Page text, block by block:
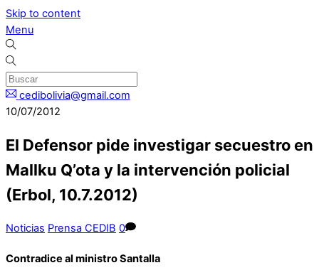
Skip to content
Menu
cedibolivia@gmail.com
10/07/2012
El Defensor pide investigar secuestro en
Mallku Q’ota y la intervención policial
(Erbol, 10.7.2012)
Noticias Prensa CEDIB 0
Contradice al ministro Santalla